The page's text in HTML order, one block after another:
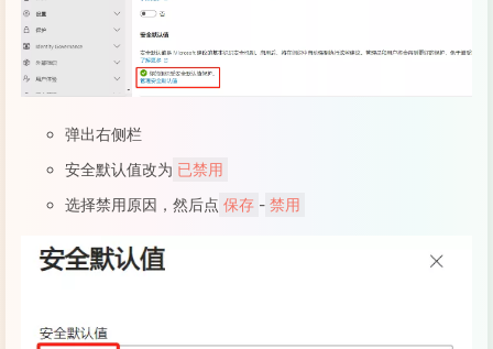
弹出右侧栏
安全默认值改为 已禁用
选择禁用原因，然后点 保存 - 禁用